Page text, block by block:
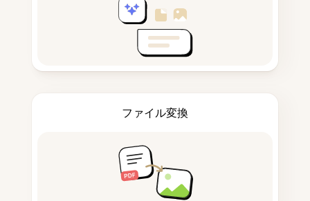
ファイル変換